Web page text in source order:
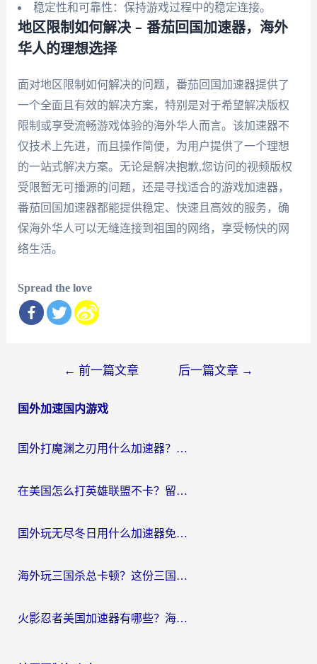
稳定性和可靠性：保持游戏过程中的稳定连接。
地区限制如何解决 – 番茄回国加速器，海外
华人的理想选择
面对地区限制如何解决的问题，番茄回国加速器提供了
一个全面且有效的解决方案，特别是对于希望解决版权
限制或享受流畅游戏体验的海外华人而言。该加速器不
仅技术上先进，而且操作简便，为用户提供了一个理想
的一站式解决方案。无论是解决抱歉,您访问的视频版权
受限暂无可播源的问题，还是寻找适合的游戏加速器，
番茄回国加速器都能提供稳定、快速且高效的服务，确
保海外华人可以无缝连接到祖国的网络，享受畅快的网
络生活。
Spread the love
导
← 前一篇文章 后一篇文章 →
国外加速国内游戏
国外打魔渊之刃用什么加速器？2026海外玩家国服游戏加速全攻略（附闪耀暖暖&复苏的魔女避坑指南）
在美国怎么打英雄联盟不卡？留学生亲测的国服游戏加速全攻略
国外玩无尽冬日用什么加速器免费？海外党国服游戏加速避坑指南
海外玩三国杀总卡顿？这份三国杀游戏加速器指南帮你告别延迟烦恼
火影忍者美国加速器有哪些？海外党亲测的国服游戏加速全攻略（含菲律宾玩三国之刃守望黎明技巧）